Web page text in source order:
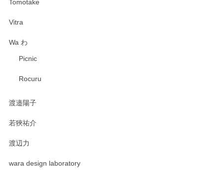
Tomotake
Vitra
Wa わ
Picnic
Rocuru
渡邉陽子
若狹祐介
渡辺力
wara design laboratory